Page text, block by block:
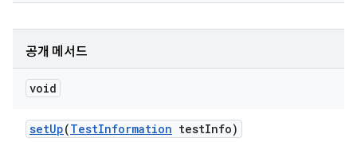
공개 메서드
void
setUp(TestInformation testInfo)